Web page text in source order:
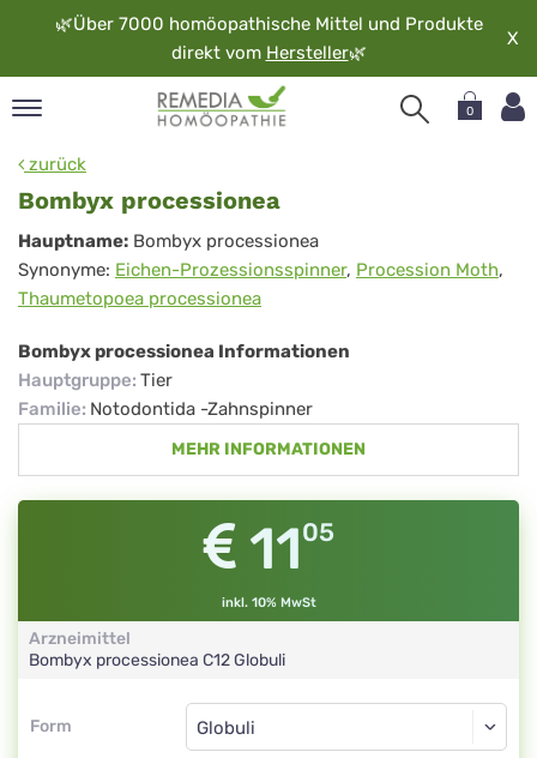
🌿Über 7000 homöopathische Mittel und Produkte
direkt vom Hersteller🌿
X
0
zurück
Bombyx processionea
Bombyx
processionea
Hauptname: Bombyx processionea
Synonyme: Eichen-Prozessionsspinner, Procession Moth,
Thaumetopoea processionea
Bombyx processionea Informationen
Hauptgruppe: Tier
Familie: Notodontida -Zahnspinner
MEHR INFORMATIONEN
1105
inkl. 10% MwSt
Arzneimittel
Bombyx processionea C12Globuli
Form
Form